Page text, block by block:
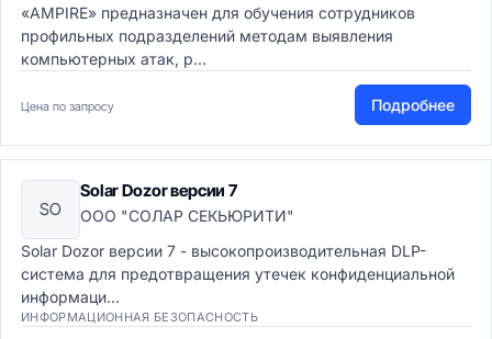
«AMPIRE» предназначен для обучения сотрудников
профильных подразделений методам выявления
компьютерных атак, р...
Цена по запросу Подробнее
SO
Solar Dozor версии 7
ООО "СОЛАР СЕКЬЮРИТИ"
Solar Dozor версии 7 - высокопроизводительная DLP-
система для предотвращения утечек конфиденциальной
информаци...
ИНФОРМАЦИОННАЯ БЕЗОПАСНОСТЬ